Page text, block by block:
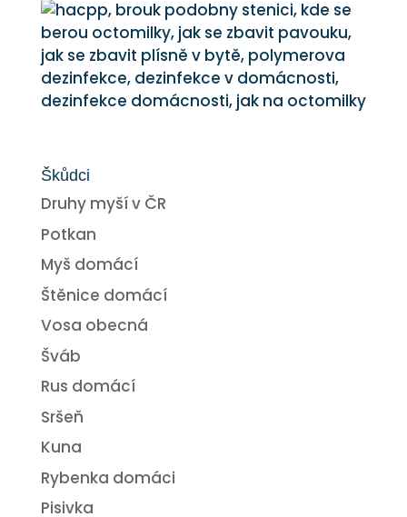
Škůdci
Druhy myší v ČR
Potkan
Myš domácí
Štěnice domácí
Vosa obecná
Šváb
Rus domácí
Sršeň
Kuna
Rybenka domáci
Pisivka